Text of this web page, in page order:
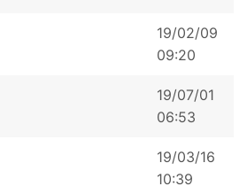
19/02/09
09:20
19/07/01
06:53
19/03/16
10:39